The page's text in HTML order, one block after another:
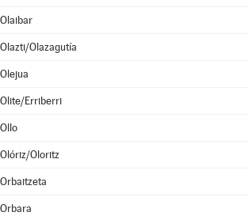
Olaibar
Olazti/Olazagutía
Olejua
Olite/Erriberri
Ollo
Olóriz/Oloritz
Orbaitzeta
Orbara